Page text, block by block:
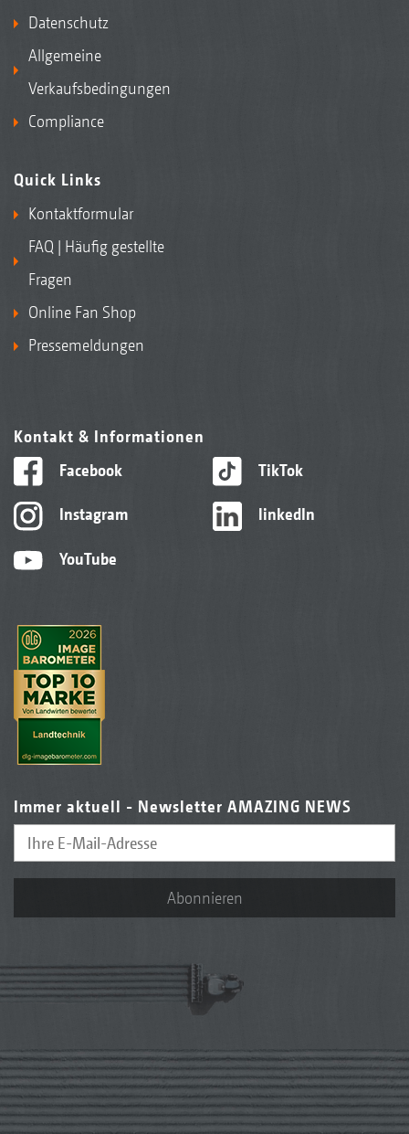
Datenschutz
Allgemeine
Verkaufsbedingungen
Compliance
Quick Links
Kontaktformular
FAQ | Häufig gestellte
Fragen
Online Fan Shop
Pressemeldungen
Kontakt & Informationen
Facebook
Instagram
YouTube
TikTok
linkedIn
Immer aktuell - Newsletter AMAZING NEWS
Abonnieren